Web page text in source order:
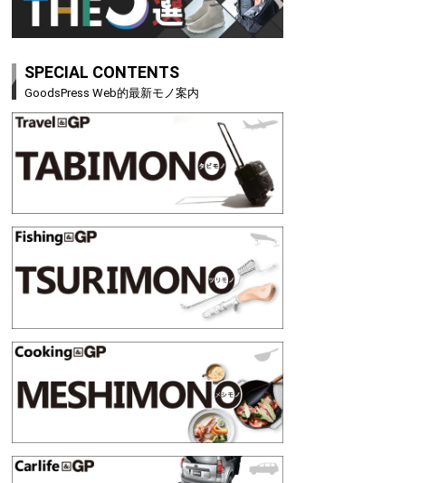
SPECIAL CONTENTS
GoodsPress Web的最新モノ案内